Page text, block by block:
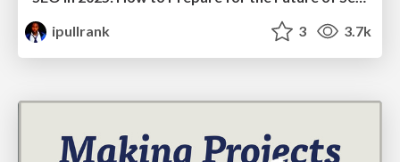
ipullrank
3 3.7k